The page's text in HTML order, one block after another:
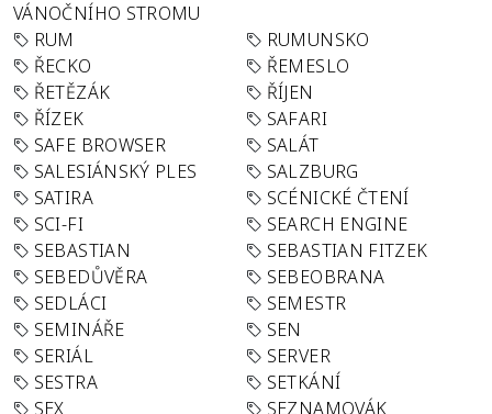
VÁNOČNÍHO STROMU
RUM
RUMUNSKO
ŘECKO
ŘEMESLO
ŘETĚZÁK
ŘÍJEN
ŘÍZEK
SAFARI
SAFE BROWSER
SALÁT
SALESIÁNSKÝ PLES
SALZBURG
SATIRA
SCÉNICKÉ ČTENÍ
SCI-FI
SEARCH ENGINE
SEBASTIAN
SEBASTIAN FITZEK
SEBEDŮVĚRA
SEBEOBRANA
SEDLÁCI
SEMESTR
SEMINÁŘE
SEN
SERIÁL
SERVER
SESTRA
SETKÁNÍ
SEX
SEZNAMOVÁK